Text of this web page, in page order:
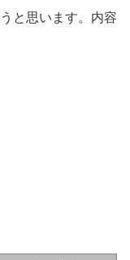
と思います。内容